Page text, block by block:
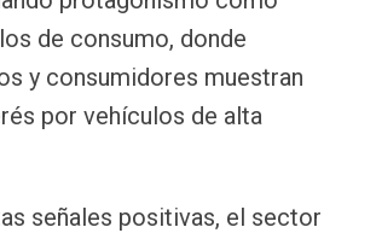
de consumo, donde
y consumidores muestran
por vehículos de alta
señales positivas, el sector